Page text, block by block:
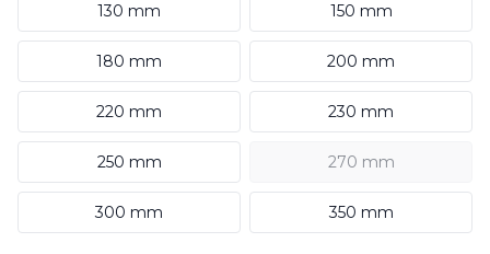
130 mm 150 mm
180 mm 200 mm
220 mm 230 mm
250 mm 270 mm
300 mm 350 mm